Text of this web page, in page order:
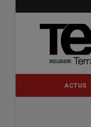
contenu
ACTUS